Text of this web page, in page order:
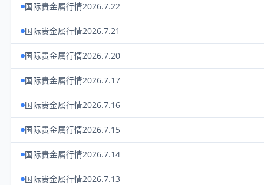
国际贵金属行情2026.7.22
国际贵金属行情2026.7.21
国际贵金属行情2026.7.20
国际贵金属行情2026.7.17
国际贵金属行情2026.7.16
国际贵金属行情2026.7.15
国际贵金属行情2026.7.14
国际贵金属行情2026.7.13